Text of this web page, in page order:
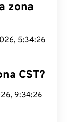
zona
5:34:27
CST?
9:34:27